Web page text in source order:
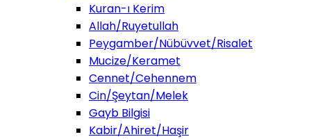
Kuran-ı Kerim
Allah/Ruyetullah
Peygamber/Nübüvvet/Risalet
Mucize/Keramet
Cennet/Cehennem
Cin/Şeytan/Melek
Gayb Bilgisi
Kabir/Ahiret/Haşir